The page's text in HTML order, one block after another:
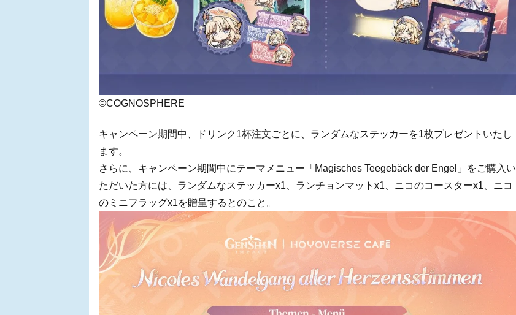
©COGNOSPHERE
キャンペーン期間中、ドリンク1杯注文ごとに、ランダムなステッカーを1枚プレゼントいたし
ます。
さらに、キャンペーン期間中にテーマメニュー「Magisches Teegebäck der Engel」をご購入い
ただいた方には、ランダムなステッカーx1、ランチョンマットx1、ニコのコースターx1、ニコ
のミニフラッグx1を贈呈するとのこと。